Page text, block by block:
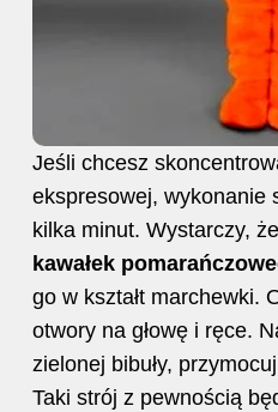
Jeśli chcesz
ekspresowej, wykonanie
kilka minut. Wystarczy,
kawałek
go w kształt marchewki.
otwory na głowę i ręce.
zielonej bibuły,
Taki strój z pewnością